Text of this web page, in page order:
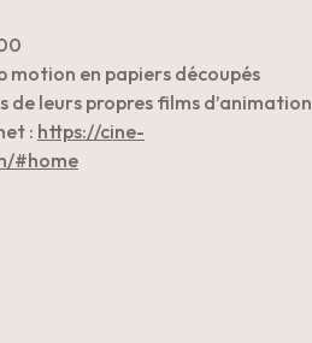
en papiers découpés
de leurs propres films d’animation
: https://cine-
#home